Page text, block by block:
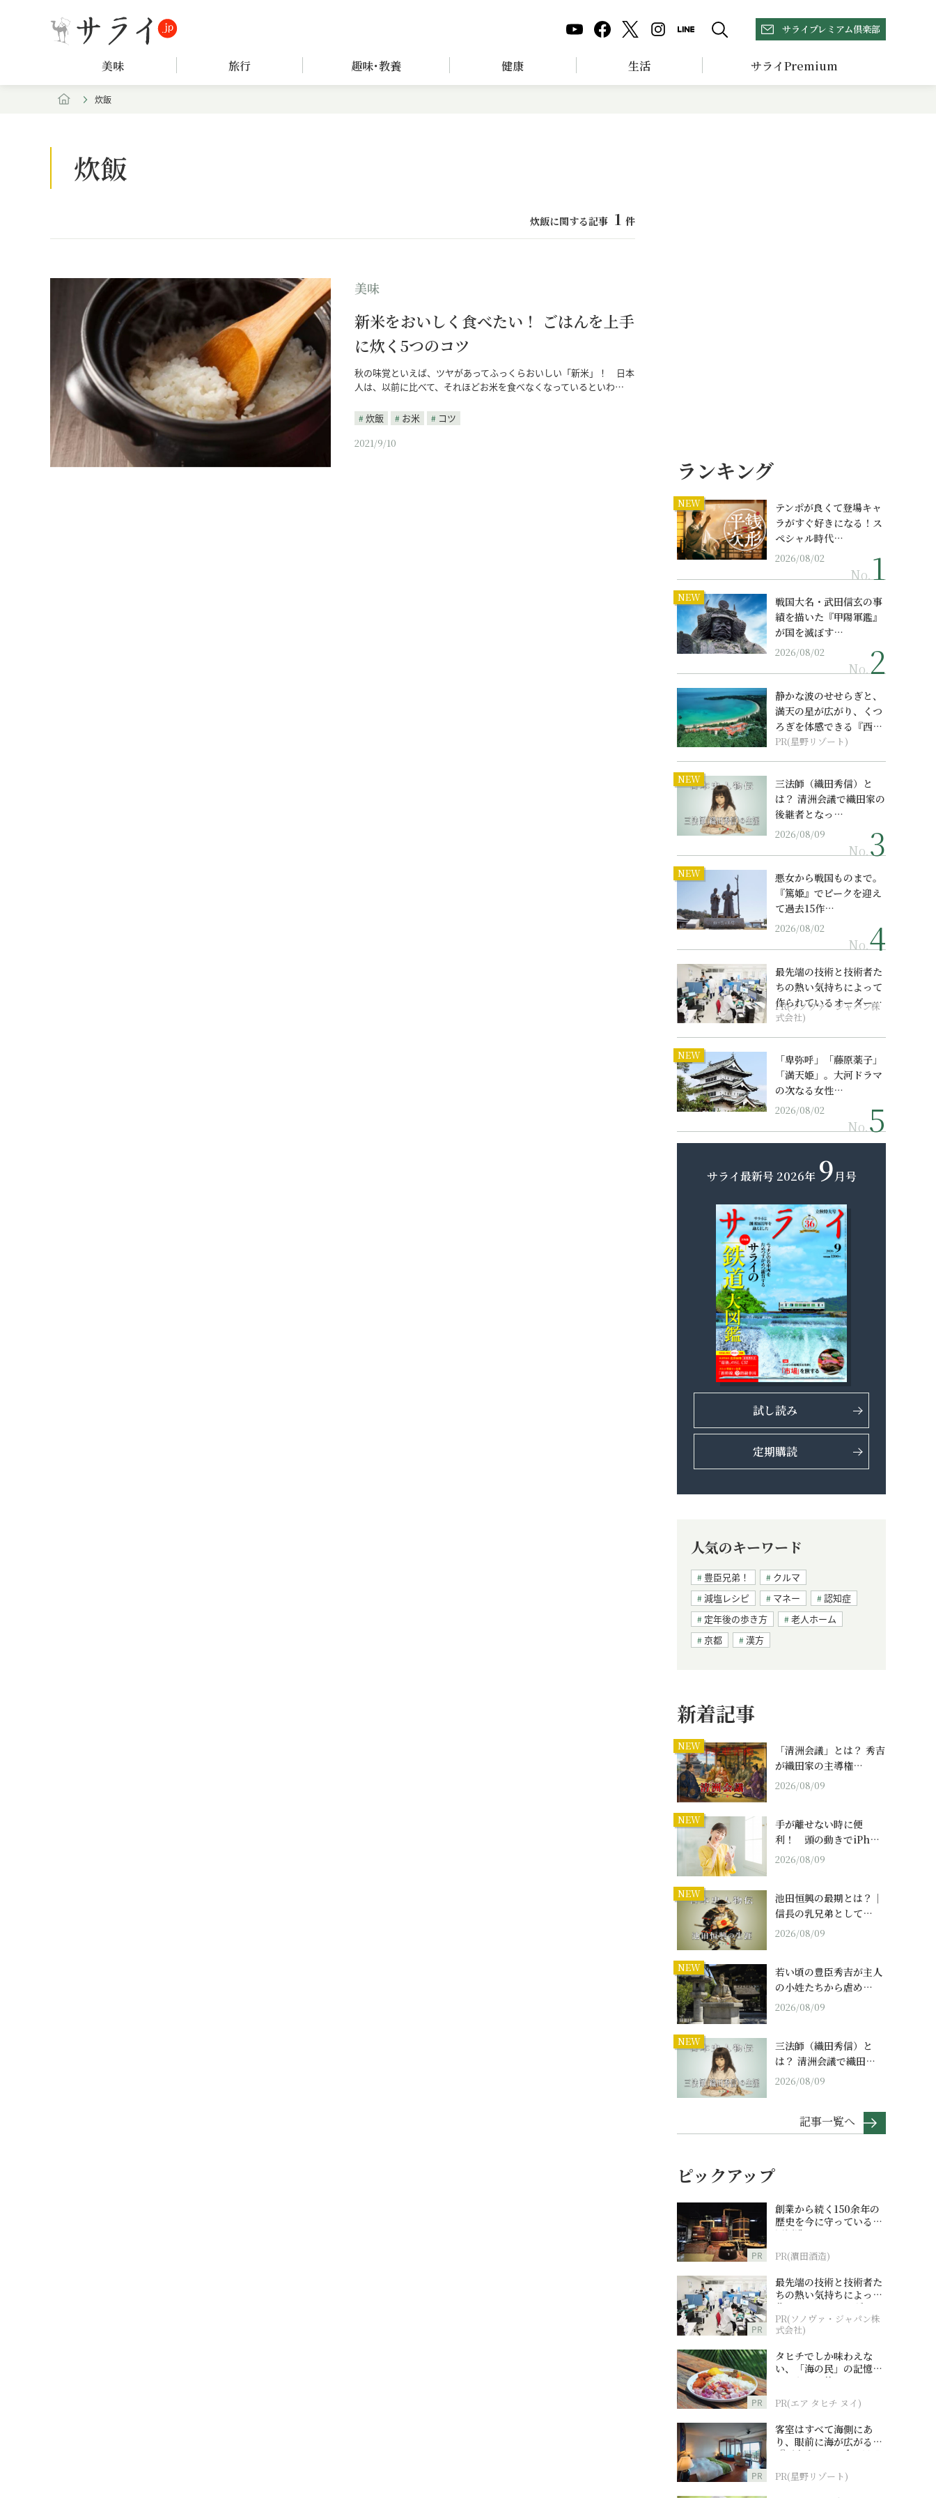
サライプレミアム倶楽部
美味 旅行 趣味･教養 健康 生活 サライPremium
炊飯
炊飯
炊飯に関する記事 1 件
美味
新米をおいしく食べたい！ ごはんを上手
に炊く5つのコツ
秋の味覚といえば、ツヤがあってふっくらおいしい「新米」！ 日本
人は、以前に比べて、それほどお米を食べなくなっているといわ…
炊飯 お米
コツ
2021/9/10
ランキング
NEW
テンポが良くて登場キャ
ラがすぐ好きになる！ス
ペシャル時代…
2026/08/02
No.
NEW
戦国大名・武田信玄の事
績を描いた『甲陽軍鑑』
が国を滅ぼす…
2026/08/02
No.
静かな波のせせらぎと、
満天の星が広がり、くつ
ろぎを体感できる『西表
島ホテル by...
PR(星野リゾート)
NEW
三法師（織田秀信）と
は？ 清洲会議で織田家の
後継者となっ…
2026/08/09
No.
NEW
悪女から戦国ものまで。
『篤姫』でピークを迎え
て過去15作…
2026/08/02
No.
最先端の技術と技術者た
ちの熱い気持ちによって
作られているオーダーメ
イド補聴器
PR(ソノヴァ・ジャパン株
式会社)
NEW
「卑弥呼」「藤原薬子」
「満天姫」。大河ドラマ
の次なる女性…
2026/08/02
No.
サライ最新号 2026年 9月号
試し読み
定期購読
人気のキーワード
豊臣兄弟！
クルマ
減塩レシピ
マネー
認知症
定年後の歩き方
老人ホーム
京都
漢方
新着記事
NEW
「清洲会議」とは？ 秀吉
が織田家の主導権…
2026/08/09
NEW
手が離せない時に便
利！ 頭の動きでiPh…
2026/08/09
NEW
池田恒興の最期とは？｜
信長の乳兄弟として…
2026/08/09
NEW
若い頃の豊臣秀吉が主人
の小姓たちから虐め…
2026/08/09
NEW
三法師（織田秀信）と
は？ 清洲会議で織田…
2026/08/09
記事一覧へ
ピックアップ
PR
創業から続く150余年の
歴史を今に守っている濵
田酒造
PR(濵田酒造)
PR
最先端の技術と技術者た
ちの熱い気持ちによって
作られているオーダーメ
イド補聴器
PR(ソノヴァ・ジャパン株
式会社)
PR
タヒチでしか味わえな
い、「海の民」の記憶へ
とつながる旅
PR(エア タヒチ ヌイ)
PR
客室はすべて海側にあ
り、眼前に海が広がる
『西表島ホテル by 星野
PR(星野リゾート)